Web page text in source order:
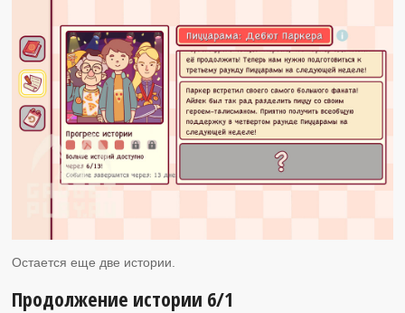
Остается еще две истории.
Продолжение истории 6/1